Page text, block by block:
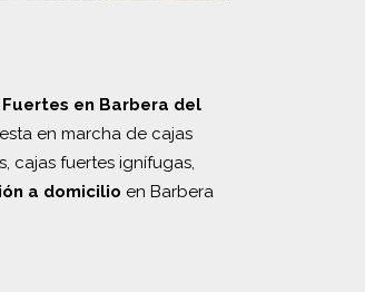
en Barbera del
en marcha de cajas
cajas fuertes ignífugas,
a domicilio en Barbera